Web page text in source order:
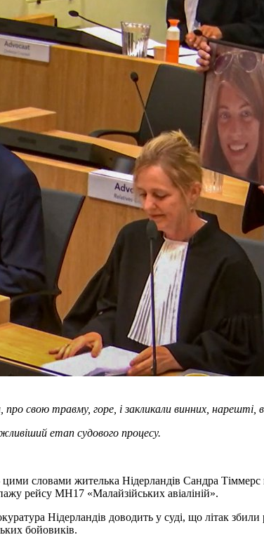
свою травму, горе, і закликали винних, нарешті,
етап судового процесу.
словами жителька Нідерландів Сандра
рейсу МН17 «Малайзійських авіаліній».
Нідерландів доводить у суді, що літак
бойовиків.